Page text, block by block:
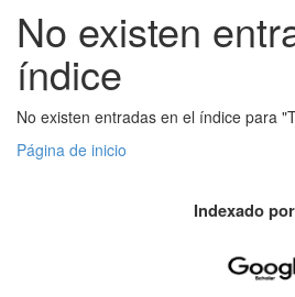
No existen
índice
No existen entradas en el índice para
Página de inicio
Indexado